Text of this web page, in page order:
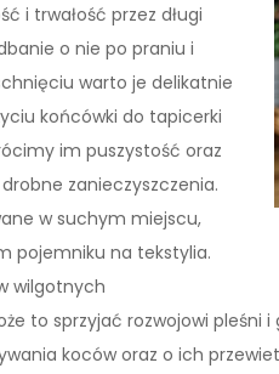
i trwałość przez długi
o nie po praniu i
warto je delikatnie
końcówki do tapicerki
im puszystość oraz
zanieczyszczenia.
w suchym miejscu,
pojemniku na tekstylia.
wilgotnych
to sprzyjać rozwojowi pleśni
koców oraz o ich